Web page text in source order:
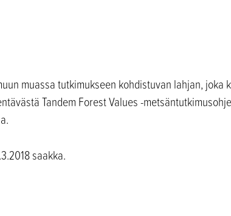
muassa tutkimukseen kohdistuvan lahjan, joka
Tandem Forest Values -
saakka.